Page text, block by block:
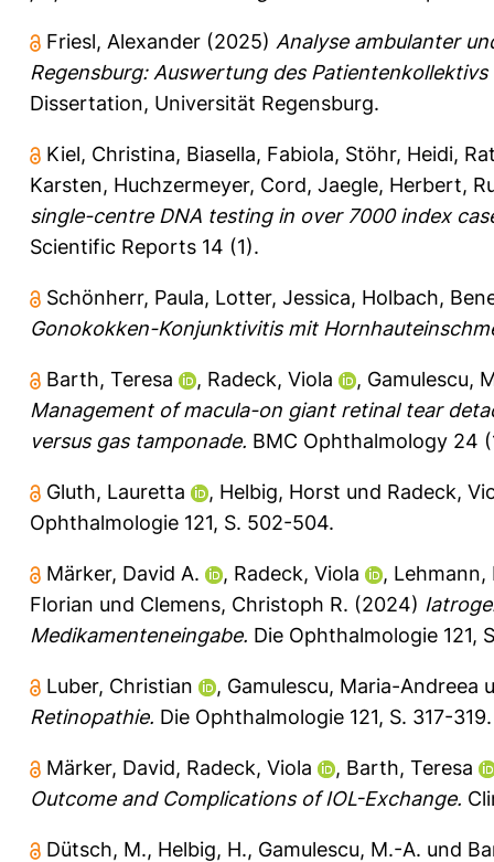
Friesl, Alexander (2025) Analyse ambulanter
Regensburg: Auswertung des
Dissertation, Universität Regensburg.
Kiel, Christina, Biasella, Fabiola, Stöhr, Heidi,
Karsten, Huchzermeyer, Cord, Jaegle, Herbert,
single-centre DNA testing in over 7000 index
Scientific Reports 14 (1).
Schönherr, Paula, Lotter, Jessica, Holbach,
Gonokokken-Konjunktivitis mit
Barth, Teresa , Radeck, Viola , Gamulescu,
Management of macula-on giant retinal tear
versus gas tamponade. BMC Ophthalmology 24
Gluth, Lauretta , Helbig, Horst und Radeck,
Ophthalmologie 121, S. 502-504.
Märker, David A. , Radeck, Viola , Lehmann,
Florian und Clemens, Christoph R. (2024)
Medikamenteneingabe. Die Ophthalmologie 121,
Luber, Christian , Gamulescu, Maria-Andreea
Retinopathie. Die Ophthalmologie 121, S. 317-319.
Märker, David, Radeck, Viola , Barth, Teresa
Outcome and Complications of IOL-Exchange.
Dütsch, M., Helbig, H., Gamulescu, M.-A. und